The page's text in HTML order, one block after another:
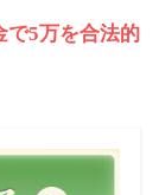
で5万を合法的